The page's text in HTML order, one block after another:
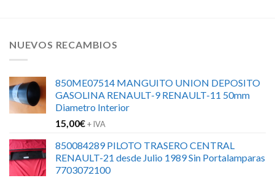
NUEVOS RECAMBIOS
850ME07514 MANGUITO UNION DEPOSITO
GASOLINA RENAULT-9 RENAULT-11 50mm
Diametro Interior
15,00€+ IVA
850084289 PILOTO TRASERO CENTRAL
RENAULT-21 desde Julio 1989 Sin Portalamparas
7703072100